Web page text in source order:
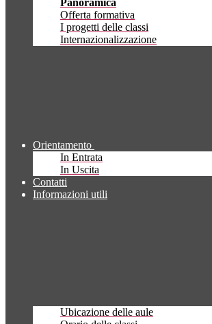
Panoramica
Offerta formativa
I progetti delle classi
Internazionalizzazione
Orientamento
In Entrata
In Uscita
Contatti
Informazioni utili
Ubicazione delle aule